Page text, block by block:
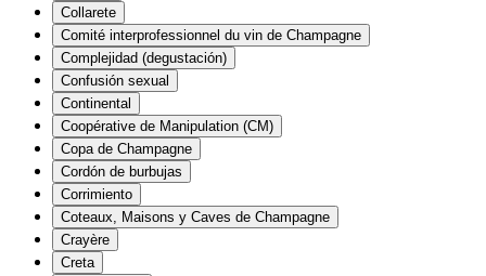
Collarete
Comité interprofessionnel du vin de Champagne
Complejidad (degustación)
Confusión sexual
Continental
Coopérative de Manipulation (CM)
Copa de Champagne
Cordón de burbujas
Corrimiento
Coteaux, Maisons y Caves de Champagne
Crayère
Creta